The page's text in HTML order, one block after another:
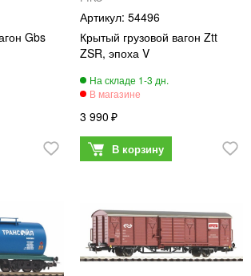
Gbs
54496
Крытый грузовой вагон Ztt
ZSR, эпоха V
3 990